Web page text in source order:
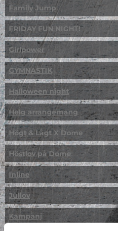
Family Jump
FRIDAY FUN NIGHT!
Girlpower
GYMNASTIK
Halloween night
Helg arrangemang
Högt & Lågt X Dome
Höstlov på Dome
Inline
Jullov
Kampanj